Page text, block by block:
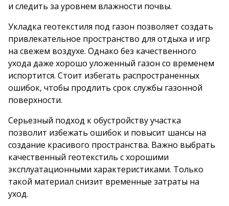
и следить за уровнем влажности почвы.
Укладка геотекстиля под газон позволяет создать
привлекательное пространство для отдыха и игр
на свежем воздухе. Однако без качественного
ухода даже хорошо уложенный газон со временем
испортится. Стоит избегать распространенных
ошибок, чтобы продлить срок службы газонной
поверхности.
Серьезный подход к обустройству участка
позволит избежать ошибок и повысит шансы на
создание красивого пространства. Важно выбрать
качественный геотекстиль с хорошими
эксплуатационными характеристиками. Только
такой материал снизит временные затраты на
уход.